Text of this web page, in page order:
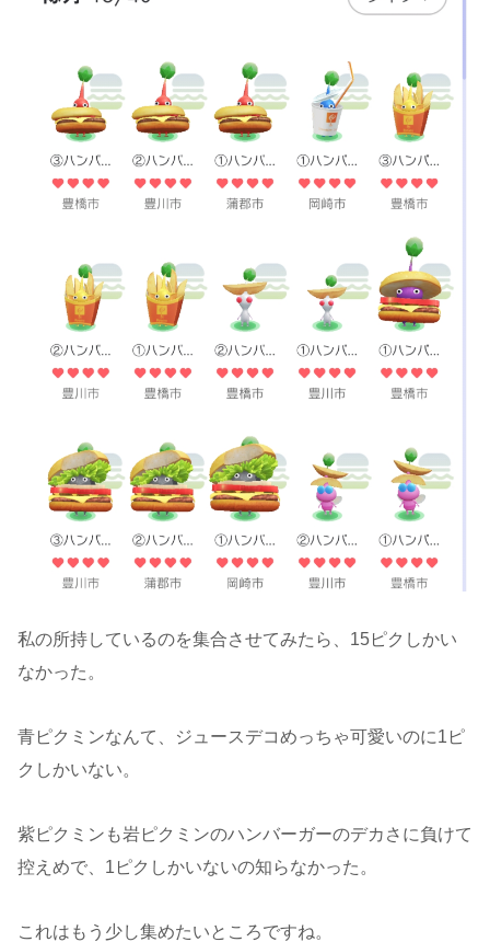
私の所持しているのを集合させてみたら、15ピクしかい
なかった。
青ピクミンなんて、ジュースデコめっちゃ可愛いのに1ピ
クしかいない。
紫ピクミンも岩ピクミンのハンバーガーのデカさに負けて
控えめで、1ピクしかいないの知らなかった。
これはもう少し集めたいところですね。